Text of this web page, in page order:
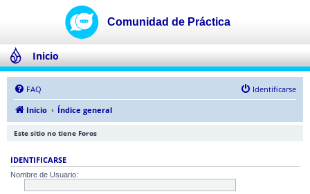
Inicio
FAQ
Identificarse
Inicio
Índice general
Este sitio no tiene Foros
IDENTIFICARSE
Nombre de Usuario: